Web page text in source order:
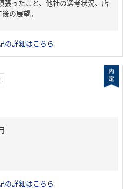
張ったこと、他社の選考状況、店
の展望。
の詳細はこちら
の詳細はこちら